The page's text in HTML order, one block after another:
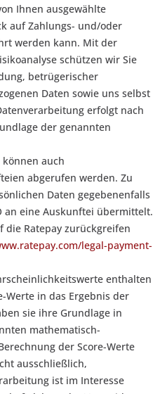
Ihnen ausgewählte
auf Zahlungs- und/oder
werden kann. Mit der
schützen wir Sie
betrügerischer
Daten sowie uns selbst
erfolgt nach
der genannten
auch
abgerufen werden. Zu
Daten gegebenenfalls
an eine Auskunftei übermittelt.
die Ratepay zurückgreifen
legal-payment-
enthalten
Werte in das Ergebnis der
sie ihre Grundlage in
mathematisch-
der Score-Werte
ausschließlich,
ist im Interesse